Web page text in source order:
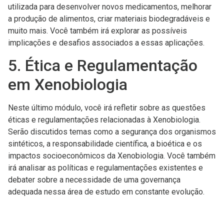
utilizada para desenvolver novos medicamentos, melhorar
a produção de alimentos, criar materiais biodegradáveis e
muito mais. Você também irá explorar as possíveis
implicações e desafios associados a essas aplicações.
5. Ética e Regulamentação
em Xenobiologia
Neste último módulo, você irá refletir sobre as questões
éticas e regulamentações relacionadas à Xenobiologia.
Serão discutidos temas como a segurança dos organismos
sintéticos, a responsabilidade científica, a bioética e os
impactos socioeconômicos da Xenobiologia. Você também
irá analisar as políticas e regulamentações existentes e
debater sobre a necessidade de uma governança
adequada nessa área de estudo em constante evolução.